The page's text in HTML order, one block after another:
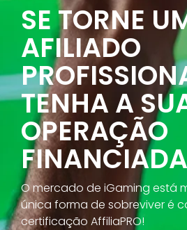
SE TORNE
AFILIADO
TENHA A
OPERAÇÃO
O mercado de iGaming está
única forma de sobreviver é
certificação AffiliaPRO!